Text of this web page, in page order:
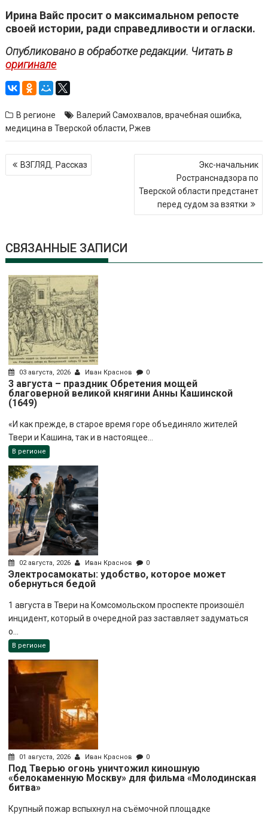
Ирина Вайс просит о максимальном репосте
своей истории, ради справедливости и огласки.
Опубликовано в обработке редакции. Читать в
оригинале
В регионе Валерий Самохвалов,врачебная ошибка,
медицина в Тверской области, Ржев
Навигация
по ВЗГЛЯД. Рассказ
Экс-начальник
Ространснадзора по
Тверской области предстанет
перед судом за взятки
СВЯЗАННЫЕ ЗАПИСИ
03 августа, 2026 Иван Краснов 0
3 августа – праздник Обретения мощей
благоверной великой княгини Анны Кашинской
(1649)
«И как прежде, в старое время горе объединяло жителей
Твери и Кашина, так и в настоящее...
В регионе
02 августа, 2026 Иван Краснов 0
Электросамокаты: удобство, которое может
обернуться бедой
1 августа в Твери на Комсомольском проспекте произошёл
инцидент, который в очередной раз заставляет задуматься
о...
В регионе
01 августа, 2026 Иван Краснов 0
Под Тверью огонь уничтожил киношную
«белокаменную Москву» для фильма «Молодинская
битва»
Крупный пожар вспыхнул на съёмочной площадке